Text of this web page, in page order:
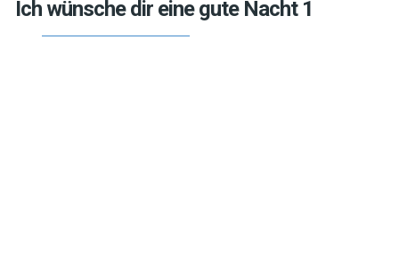
Ich wünsche dir eine gute Nacht 1